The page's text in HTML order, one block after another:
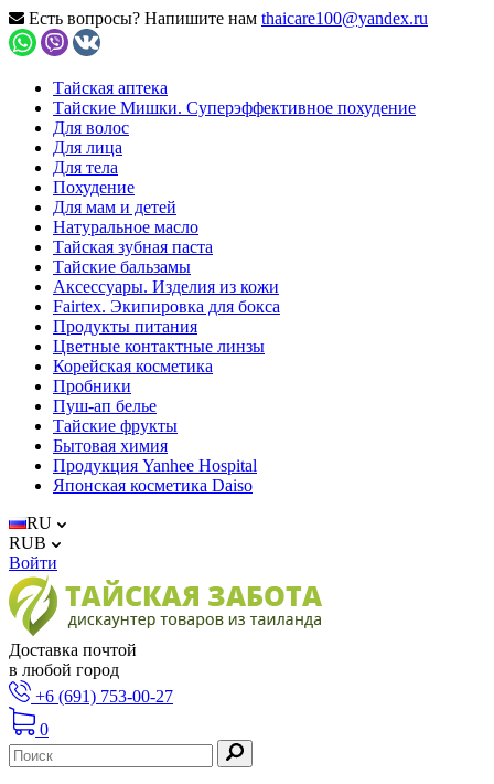
Есть вопросы? Напишите нам thaicare100@yandex.ru
Тайская аптека
Тайские Мишки. Суперэффективное похудение
Для волос
Для лица
Для тела
Похудение
Для мам и детей
Натуральное масло
Тайская зубная паста
Тайские бальзамы
Аксессуары. Изделия из кожи
Fairtex. Экипировка для бокса
Продукты питания
Цветные контактные линзы
Корейская косметика
Пробники
Пуш-ап белье
Тайские фрукты
Бытовая химия
Продукция Yanhee Hospital
Японская косметика Daiso
RU
RUB
Войти
Доставка почтой
в любой город
+6 (691) 753-00-27
0